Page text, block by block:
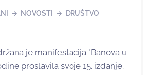
NOVOSTI
DRUŠTVO
je manifestacija "Banova u
proslavila svoje 15. izdanje.